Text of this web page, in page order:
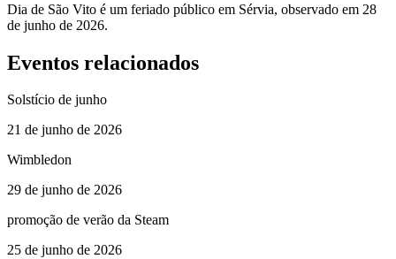
Dia de São Vito é um feriado público em Sérvia, observado em 28
de junho de 2026.
Eventos relacionados
Solstício de junho
21 de junho de 2026
Wimbledon
29 de junho de 2026
promoção de verão da Steam
25 de junho de 2026